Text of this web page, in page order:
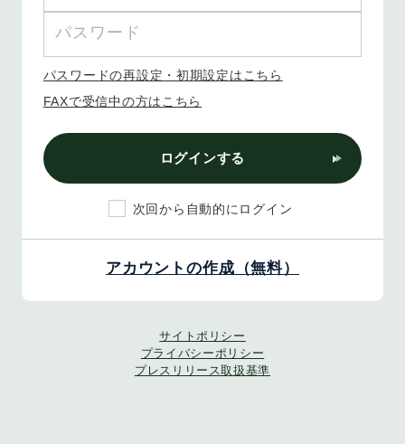
パスワードの再設定・初期設定はこちら
FAXで受信中の方はこちら
ログインする
次回から自動的にログイン
アカウントの作成（無料）
サイトポリシー
プライバシーポリシー
プレスリリース取扱基準